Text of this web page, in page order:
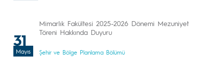
31
Mayıs
Mimarlık Fakültesi 2025-2026 Dönemi Mezuniyet
Töreni Hakkında Duyuru
Şehir ve Bölge Planlama Bölümü